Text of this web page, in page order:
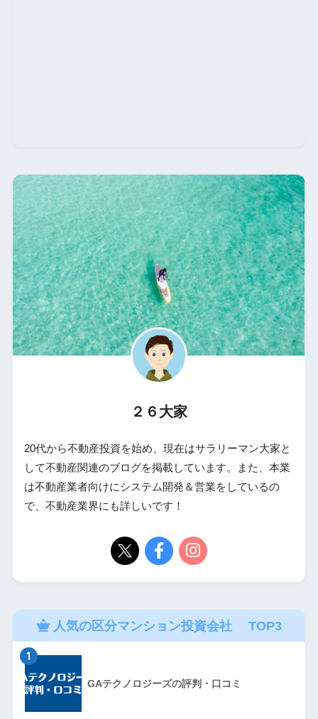
２６大家
20代から不動産投資を始め、現在はサラリーマン大家と
して不動産関連のブログを掲載しています。また、本業
は不動産業者向けにシステム開発＆営業をしているの
で、不動産業界にも詳しいです！
人気の区分マンション投資会社 TOP3
1
GAテクノロジーズの評判・口コミ